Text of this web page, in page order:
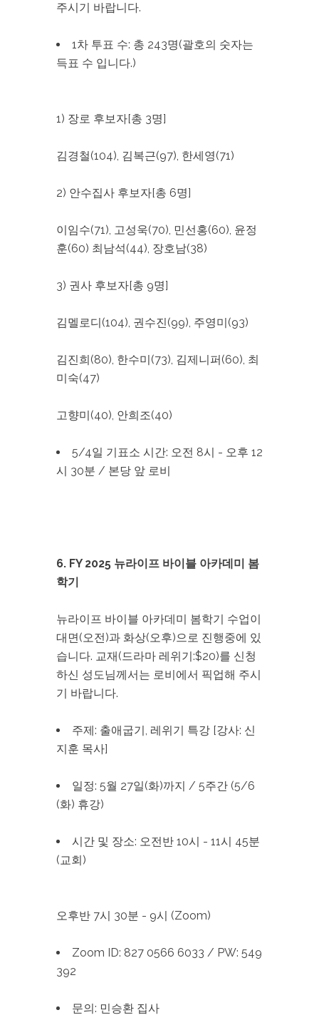
주시기 바랍니다.
1차 투표 수: 총 243명(괄호의 숫자는
득표 수 입니다.)
1) 장로 후보자[총 3명]
김경철(104), 김복근(97), 한세영(71)
2) 안수집사 후보자[총 6명]
이임수(71), 고성욱(70), 민선홍(60), 윤정
훈(60) 최남석(44), 장호남(38)
3) 권사 후보자[총 9명]
김멜로디(104), 권수진(99), 주영미(93)
김진희(80), 한수미(73), 김제니퍼(60), 최
미숙(47)
고향미(40), 안희조(40)
5/4일 기표소 시간: 오전 8시 - 오후 12
시 30분 / 본당 앞 로비
6. FY 2025 뉴라이프 바이블 아카데미 봄
학기
뉴라이프 바이블 아카데미 봄학기 수업이
대면(오전)과 화상(오후)으로 진행중에 있
습니다. 교재(드라마 레위기:$20)를 신청
하신 성도님께서는 로비에서 픽업해 주시
기 바랍니다.
주제: 출애굽기, 레위기 특강 [강사: 신
지훈 목사]
일정: 5월 27일(화)까지 / 5주간 (5/6
(화) 휴강)
시간 및 장소: 오전반 10시 - 11시 45분
(교회)
오후반 7시 30분 - 9시 (Zoom)
Zoom ID: 827 0566 6033 / PW: 549
392
문의: 민승환 집사